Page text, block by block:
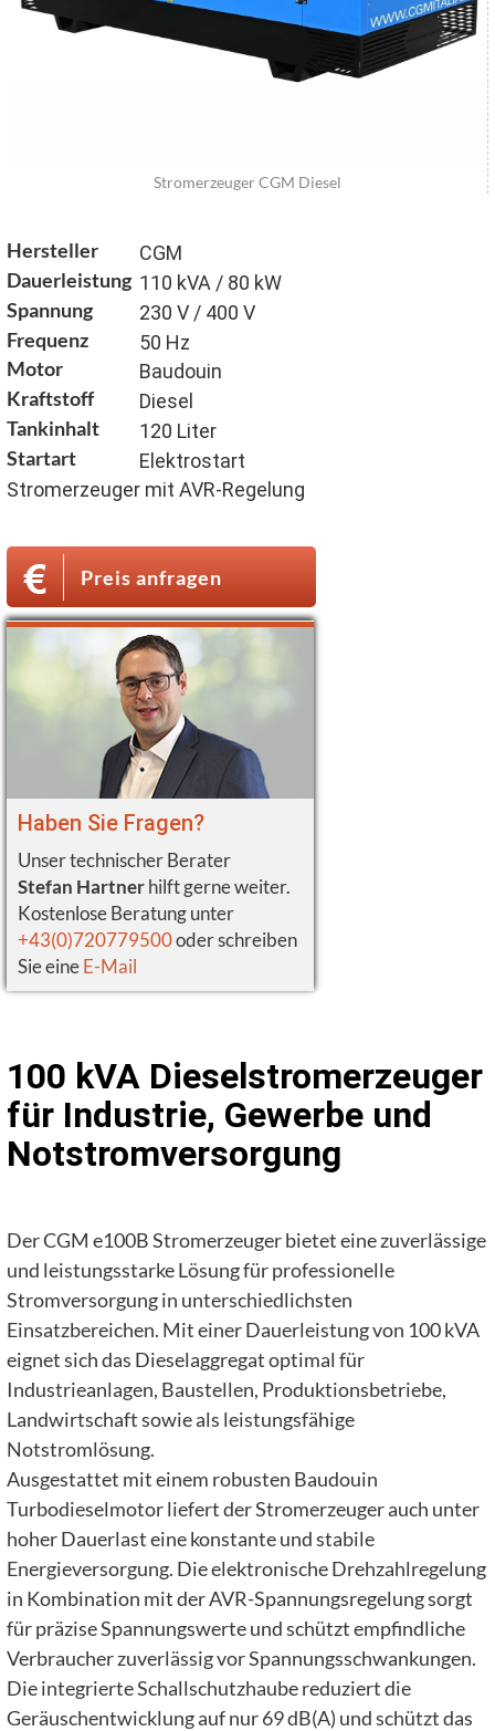
Stromerzeuger CGM Diesel
Hersteller CGM
Dauerleistung 110 kVA / 80 kW
Spannung 230 V / 400 V
Frequenz 50 Hz
Motor Baudouin
Kraftstoff Diesel
Tankinhalt 120 Liter
Startart
Elektrostart
Stromerzeuger mit AVR-Regelung
Preis anfragen
Haben Sie Fragen?
Unser technischer Berater
Stefan Hartnerhilft gerne weiter.
Kostenlose Beratung unter
+43(0)720779500oder schreiben
Sie eineE-Mail
100 kVA Dieselstromerzeuger
für Industrie, Gewerbe und
Notstromversorgung
Der CGM e100B Stromerzeuger bietet eine zuverlässige
und leistungsstarke Lösung für professionelle
Stromversorgung in unterschiedlichsten
Einsatzbereichen. Mit einer Dauerleistung von 100 kVA
eignet sich das Dieselaggregat optimal für
Industrieanlagen, Baustellen, Produktionsbetriebe,
Landwirtschaft sowie als leistungsfähige
Notstromlösung.
Ausgestattet mit einem robusten Baudouin
Turbodieselmotor liefert der Stromerzeuger auch unter
hoher Dauerlast eine konstante und stabile
Energieversorgung. Die elektronische Drehzahlregelung
in Kombination mit der AVR-Spannungsregelung sorgt
für präzise Spannungswerte und schützt empfindliche
Verbraucher zuverlässig vor Spannungsschwankungen.
Die integrierte Schallschutzhaube reduziert die
Geräuschentwicklung auf nur 69 dB(A) und schützt das